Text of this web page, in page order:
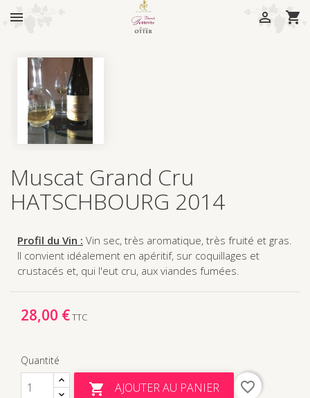
 

Muscat Grand Cru
HATSCHBOURG 2014
Profil du Vin : Vin sec, très aromatique, très fruité et gras.
Il convient idéalement en apéritif, sur coquillages et
crustacés et, qui l'eut cru, aux viandes fumées.
28,00 €TTC
Quantité
 AJOUTER AU PANIER favorite_border